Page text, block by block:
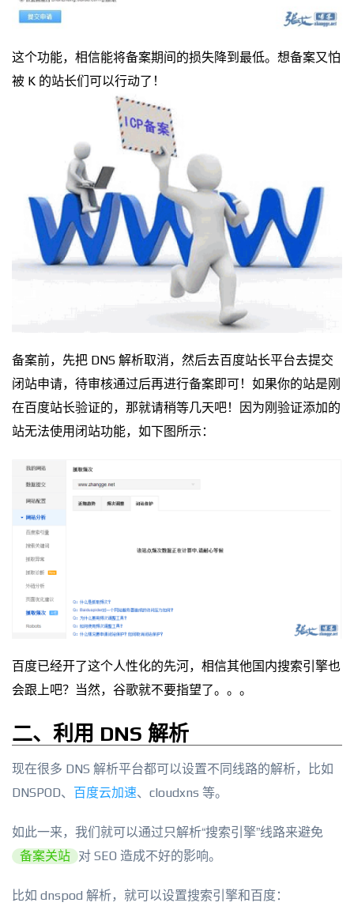
这个功能，相信能将备案期间的损失降到最低。想备案又怕
被 K 的站长们可以行动了！
备案前，先把 DNS 解析取消，然后去百度站长平台去提交
闭站申请，待审核通过后再进行备案即可！如果你的站是刚
在百度站长验证的，那就请稍等几天吧！因为刚验证添加的
站无法使用闭站功能，如下图所示：
百度已经开了这个人性化的先河，相信其他国内搜索引擎也
会跟上吧？当然，谷歌就不要指望了。。。
二、利用 DNS 解析
现在很多 DNS 解析平台都可以设置不同线路的解析，比如
DNSPOD、 百度云加速、cloudxns 等。
如此一来，我们就可以通过只解析“搜索引擎”线路来避免
备案关站 对 SEO 造成不好的影响。
比如 dnspod 解析，就可以设置搜索引擎和百度：